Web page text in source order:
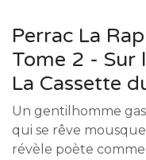
Perrac La
Tome 2 - Sur
La Cassette
Un gentilhomme
qui se rêve
révèle poète comme